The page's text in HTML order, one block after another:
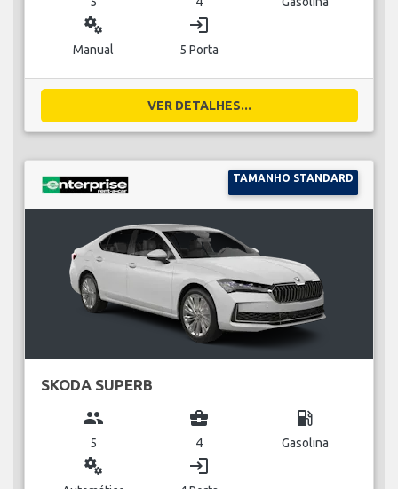
miscellaneous_services
Manual
login
5 Porta
VER DETALHES...
TAMANHO STANDARD
SKODA SUPERB
group
5
business_center
4
local_gas_station
Gasolina
miscellaneous_services login